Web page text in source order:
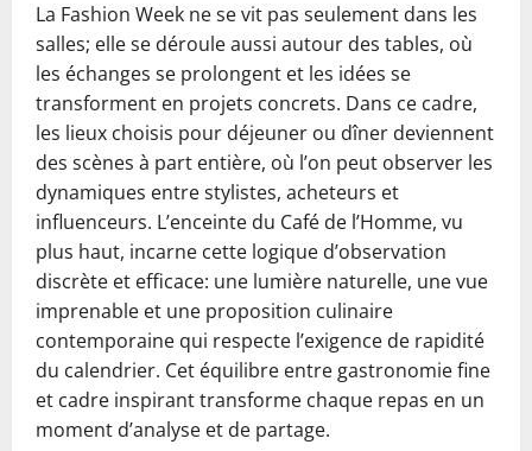
La Fashion Week ne se vit pas seulement dans les
salles; elle se déroule aussi autour des tables, où
les échanges se prolongent et les idées se
transforment en projets concrets. Dans ce cadre,
les lieux choisis pour déjeuner ou dîner deviennent
des scènes à part entière, où l’on peut observer les
dynamiques entre stylistes, acheteurs et
influenceurs. L’enceinte du Café de l’Homme, vu
plus haut, incarne cette logique d’observation
discrète et efficace: une lumière naturelle, une vue
imprenable et une proposition culinaire
contemporaine qui respecte l’exigence de rapidité
du calendrier. Cet équilibre entre gastronomie fine
et cadre inspirant transforme chaque repas en un
moment d’analyse et de partage.